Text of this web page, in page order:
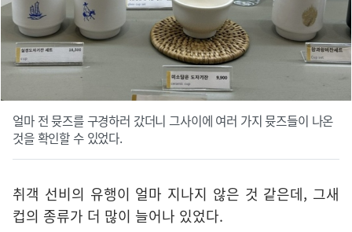
얼마 전 뮷즈를 구경하러 갔더니 그사이에 여러 가지 뮷즈들이 나온
것을 확인할 수 있었다.
취객 선비의 유행이 얼마 지나지 않은 것 같은데, 그새
컵의 종류가 더 많이 늘어나 있었다.